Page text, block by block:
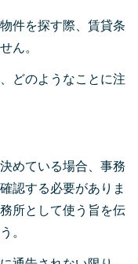
件を探す際、賃貸条
ん。
どのようなことに注
めている場合、事務
認する必要がありま
所として使う旨を伝
。